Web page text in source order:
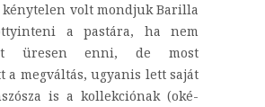
volt mondjuk Barilla
a pastára, ha nem
üresen enni, de most
a megváltás, ugyanis lett saját
is a kollekciónak (oké-